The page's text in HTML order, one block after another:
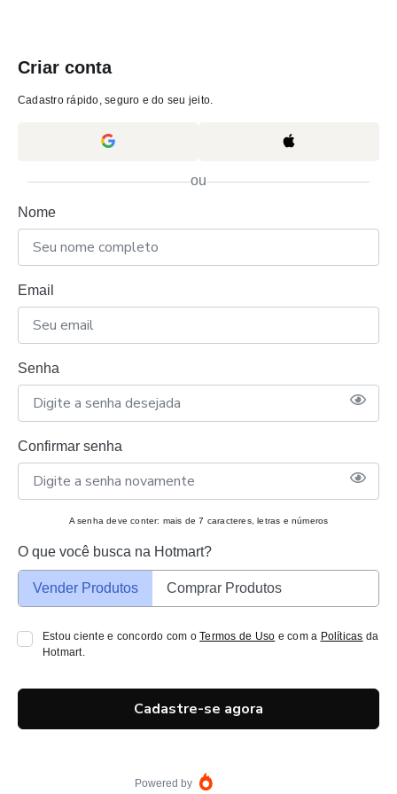
Criar conta
Cadastro rápido, seguro e do seu jeito.
ou
Nome
Email
Senha
Confirmar senha
A senha deve conter: mais de 7 caracteres, letras e números
O que você busca na Hotmart?
Vender Produtos Comprar Produtos
Estou ciente e concordo com oTermos de Uso e com a Políticas da
Hotmart.
Cadastre-se agora
Powered by